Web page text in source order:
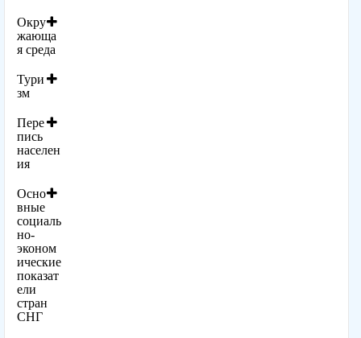
Окру
жающа
я среда
Тури
зм
Пере
пись
населен
ия
Осно
вные
социаль
но-
эконом
ические
показат
ели
стран
СНГ